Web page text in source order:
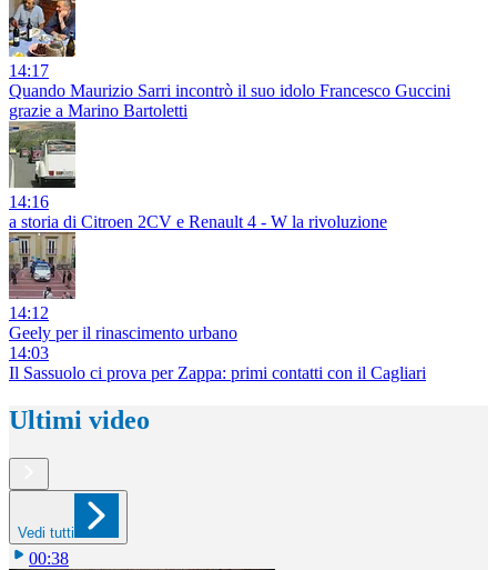
14:17
Quando Maurizio Sarri incontrò il suo idolo Francesco Guccini
grazie a Marino Bartoletti
14:16
a storia di Citroen 2CV e Renault 4 - W la rivoluzione
14:12
Geely per il rinascimento urbano
14:03
Il Sassuolo ci prova per Zappa: primi contatti con il Cagliari
Ultimi video
Vedi tutti
00:38